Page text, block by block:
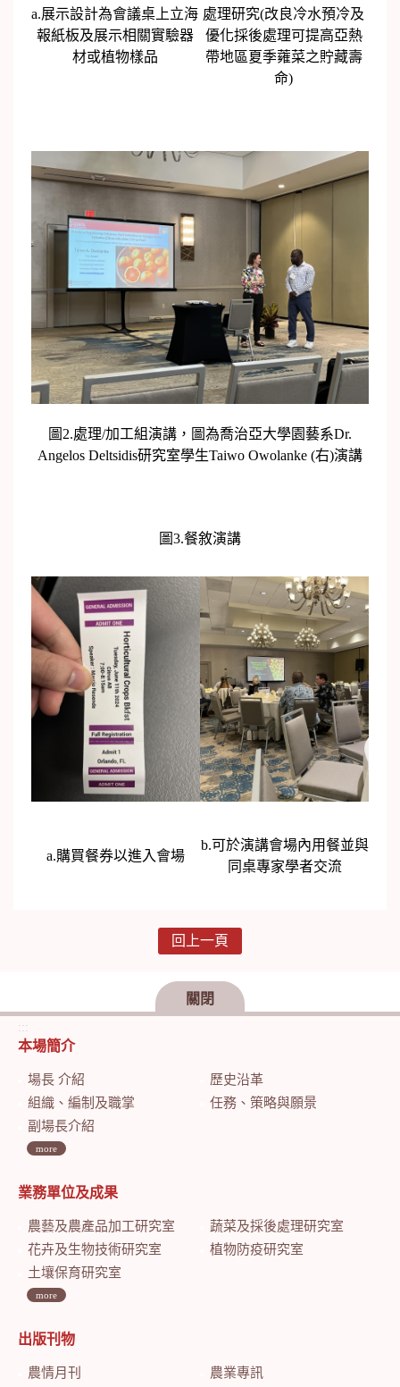
a.展示設計為會議桌上立海
報紙板及展示相關實驗器
材或植物樣品
處理研究(改良冷水預冷及
優化採後處理可提高亞熱
帶地區夏季蕹菜之貯藏壽
命)
圖2.處理/加工組演講，圖為喬治亞大學園藝系Dr.
Angelos Deltsidis研究室學生Taiwo Owolanke (右)演講
圖3.餐敘演講
a.購買餐券以進入會場
b.可於演講會場內用餐並與
同桌專家學者交流
回上一頁
關閉
:::
本場簡介
場長 介紹
歷史沿革
組織、編制及職掌
任務、策略與願景
副場長介紹
more
業務單位及成果
農藝及農產品加工研究室
蔬菜及採後處理研究室
花卉及生物技術研究室
植物防疫研究室
土壤保育研究室
more
出版刊物
農情月刊
農業專訊